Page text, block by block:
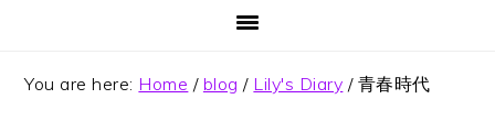
You are here: Home / blog / Lily's Diary /青春時代